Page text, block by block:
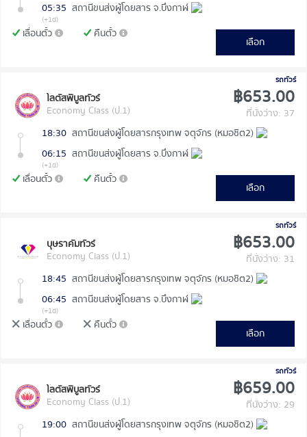
05:35 สถานีขนส่งผู้โดยสาร จ.บึงกาฬ
(+1d)
เลื่อนตั๋ว คืนตั๋ว
เลือก
รถทัวร์
โลตัสพิบูลทัวร์
Economy Class (ป.1)
฿653.00
ที่นั่งว่าง: 37
18:30 สถานีขนส่งผู้โดยสารกรุงเทพ จตุจักร (หมอชิต2)
06:15 สถานีขนส่งผู้โดยสาร จ.บึงกาฬ
(+1d)
เลื่อนตั๋ว คืนตั๋ว
เลือก
รถทัวร์
บุษราคัมทัวร์
Economy Class (ป.1)
฿653.00
ที่นั่งว่าง: 31
18:45 สถานีขนส่งผู้โดยสารกรุงเทพ จตุจักร (หมอชิต2)
06:45 สถานีขนส่งผู้โดยสาร จ.บึงกาฬ
(+1d)
เลื่อนตั๋ว คืนตั๋ว
เลือก
รถทัวร์
โลตัสพิบูลทัวร์
Economy Class (ป.1)
฿659.00
ที่นั่งว่าง: 29
19:00 สถานีขนส่งผู้โดยสารกรุงเทพ จตุจักร (หมอชิต2)